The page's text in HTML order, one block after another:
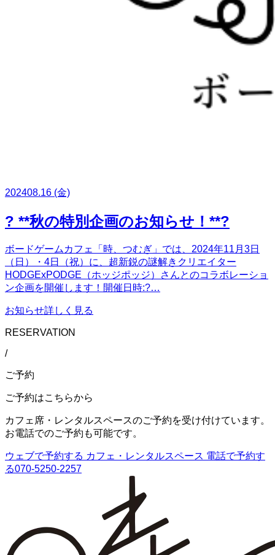
202408.16 (金)
? **秋の特別企画のお知らせ！**?
ボードゲームカフェ「時、つむぎ」では、2024年11月3日
（日）・4日（祝）に、超新鋭の謎解きクリエイター
HODGExPODGE（ホッジポッジ）さんとのコラボレーショ
ン企画を開催します！開催日時:?️…
お知らせ詳しく見る
RESERVATION
/
ご予約
ご予約はこちらから
カフェ席・レンタルスペースのご予約を受け付けています。
お電話でのご予約も可能です。
ウェブで予約する カフェ・レンタルスペース 電話で予約す
る070-5250-2257